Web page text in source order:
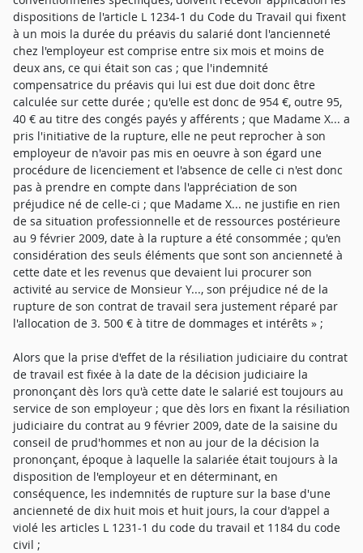
Alors que la prise d'effet de la résiliation judiciaire du contrat
de travail est fixée à la date de la décision judiciaire la
prononçant dès lors qu'à cette date le salarié est toujours au
service de son employeur ; que dès lors en fixant la résiliation
judiciaire du contrat au 9 février 2009, date de la saisine du
conseil de prud'hommes et non au jour de la décision la
prononçant, époque à laquelle la salariée était toujours à la
disposition de l'employeur et en déterminant, en
conséquence, les indemnités de rupture sur la base d'une
ancienneté de dix huit mois et huit jours, la cour d'appel a
violé les articles L 1231-1 du code du travail et 1184 du code
civil ;